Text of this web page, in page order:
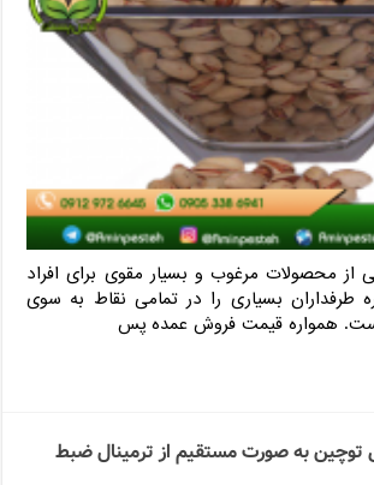
از محصولات مرغوب و بسیار مقوی برای افراد
طرفداران بسیاری را در تمامی نقاط به سوی
همواره قیمت فروش عمده پس
به صورت مستقیم از ترمینال ضبط